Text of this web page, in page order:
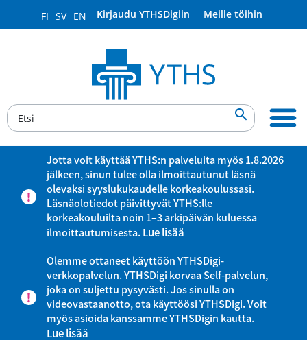
FI SV EN Kirjaudu YTHSDigiin Meille töihin

Jotta voit käyttää YTHS:n palveluita myös 1.8.2026
jälkeen, sinun tulee olla ilmoittautunut läsnä
olevaksi syyslukukaudelle korkeakoulussasi.
Läsnäolotiedot päivittyvät YTHS:lle
korkeakouluilta noin 1–3 arkipäivän kuluessa
ilmoittautumisesta.Lue lisää
Olemme ottaneet käyttöön YTHSDigi-
verkkopalvelun. YTHSDigi korvaa Self-palvelun,
joka on suljettu pysyvästi. Jos sinulla on
videovastaanotto, ota käyttöösi YTHSDigi. Voit
myös asioida kanssamme YTHSDigin kautta.
Lue lisää